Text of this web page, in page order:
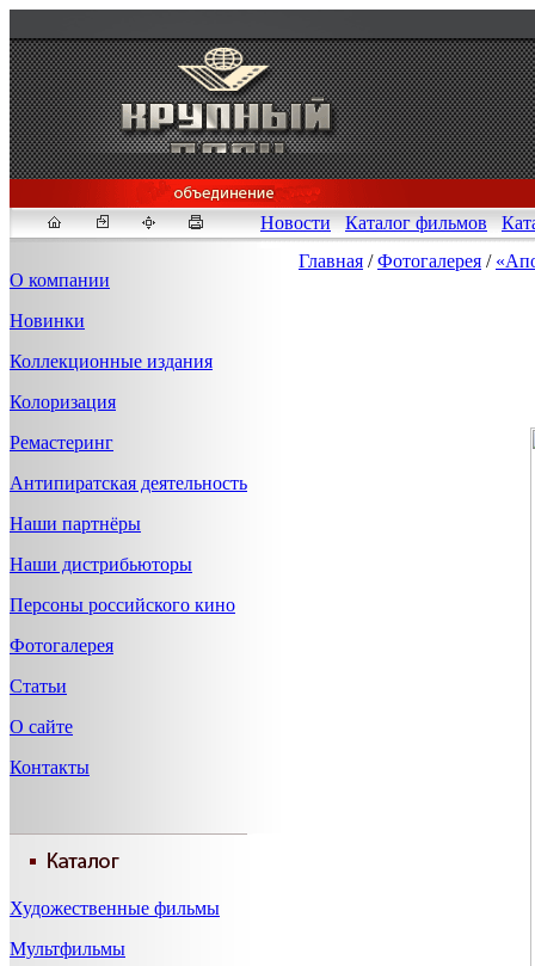
Новости Каталог фильмов
О компании
Новинки
Коллекционные издания
Колоризация
Ремастеринг
Антипиратская деятельность
Наши партнёры
Наши дистрибьюторы
Персоны российского кино
Фотогалерея
Статьи
О сайте
Контакты
Художественные фильмы
Мультфильмы
законных отчетов о
Главная /Фотогалерея /